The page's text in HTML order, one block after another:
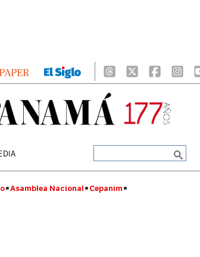
Asamblea Nacional Cepanim